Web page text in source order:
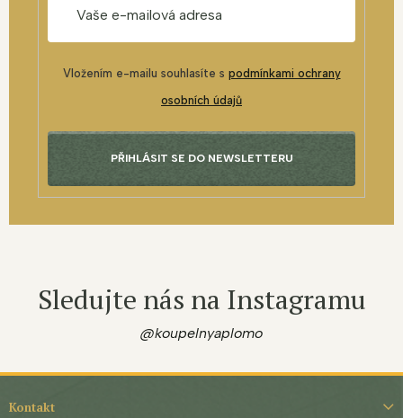
Vložením e-mailu souhlasíte s podmínkami ochrany
osobních údajů
PŘIHLÁSIT SE DO NEWSLETTERU
Sledujte nás na Instagramu
@koupelnyaplomo
Z
Kontakt